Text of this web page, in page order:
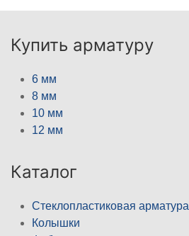
Купить арматуру
6 мм
8 мм
10 мм
12 мм
Каталог
Стеклопластиковая арматура
Колышки